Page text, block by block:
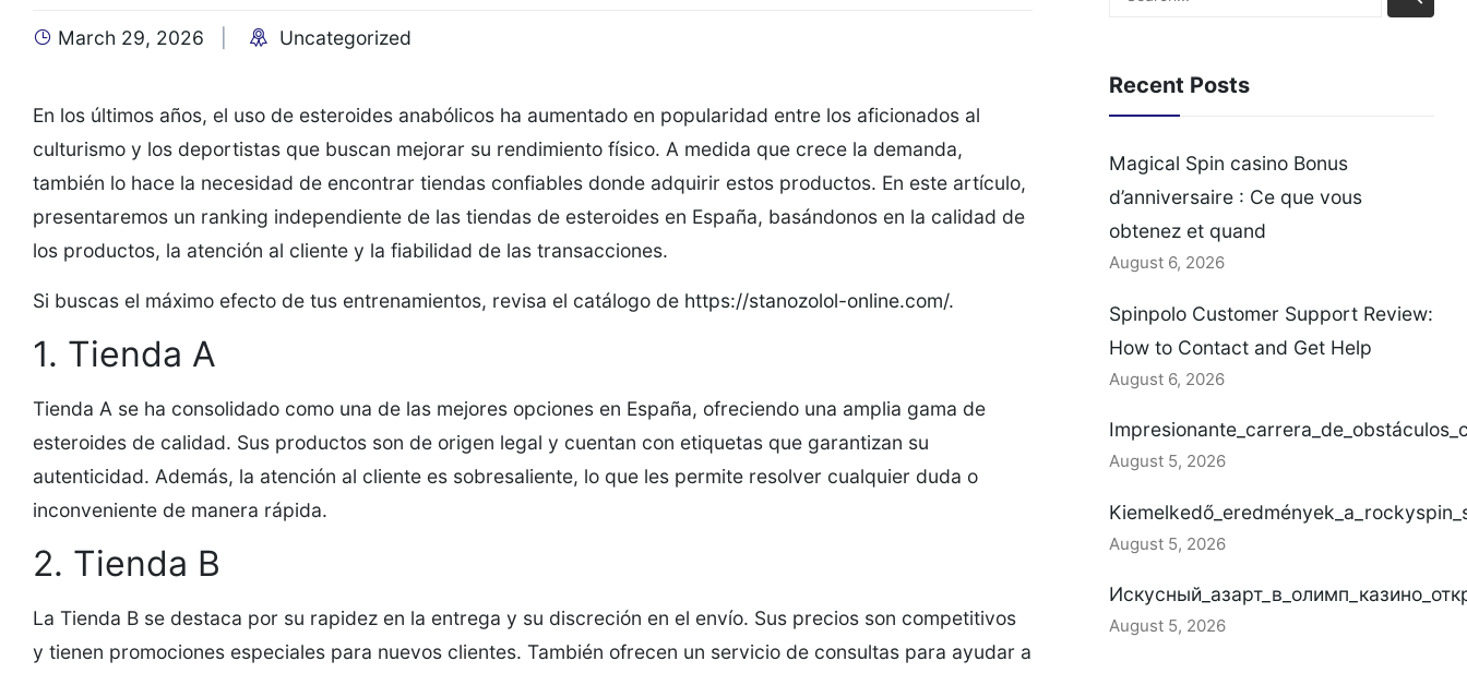
March 29, 2026 Uncategorized
En los últimos años, el uso de esteroides anabólicos ha aumentado en popularidad entre los aficionados al
culturismo y los deportistas que buscan mejorar su rendimiento físico. A medida que crece la demanda,
también lo hace la necesidad de encontrar tiendas confiables donde adquirir estos productos. En este artículo,
presentaremos un ranking independiente de las tiendas de esteroides en España, basándonos en la calidad de
los productos, la atención al cliente y la fiabilidad de las transacciones.
Si buscas el máximo efecto de tus entrenamientos, revisa el catálogo de https://stanozolol-online.com/.
1. Tienda A
Tienda A se ha consolidado como una de las mejores opciones en España, ofreciendo una amplia gama de
esteroides de calidad. Sus productos son de origen legal y cuentan con etiquetas que garantizan su
autenticidad. Además, la atención al cliente es sobresaliente, lo que les permite resolver cualquier duda o
inconveniente de manera rápida.
2. Tienda B
La Tienda B se destaca por su rapidez en la entrega y su discreción en el envío. Sus precios son competitivos
y tienen promociones especiales para nuevos clientes. También ofrecen un servicio de consultas para ayudar a
Recent Posts
Magical Spin casino Bonus
d’anniversaire : Ce que vous
obtenez et quand
August 6, 2026
Spinpolo Customer Support Review:
How to Contact and Get Help
August 6, 2026
August 5, 2026
August 5, 2026
August 5, 2026